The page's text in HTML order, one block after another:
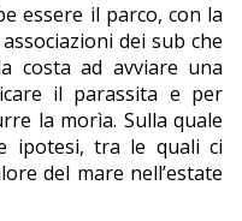
essere il parco, con la
dei sub che
costa ad avviare una
il parassita e per
la morìa. Sulla quale
ipotesi, tra le quali ci
del mare nell’estate